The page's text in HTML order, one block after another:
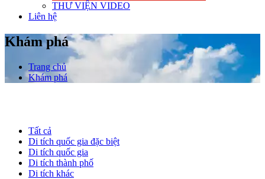
THƯ VIỆN VIDEO
Liên hệ
Khám phá
Trang chủ
Khám phá
Tất cả
Di tích quốc gia đặc biệt
Di tích quốc gia
Di tích thành phố
Di tích khác